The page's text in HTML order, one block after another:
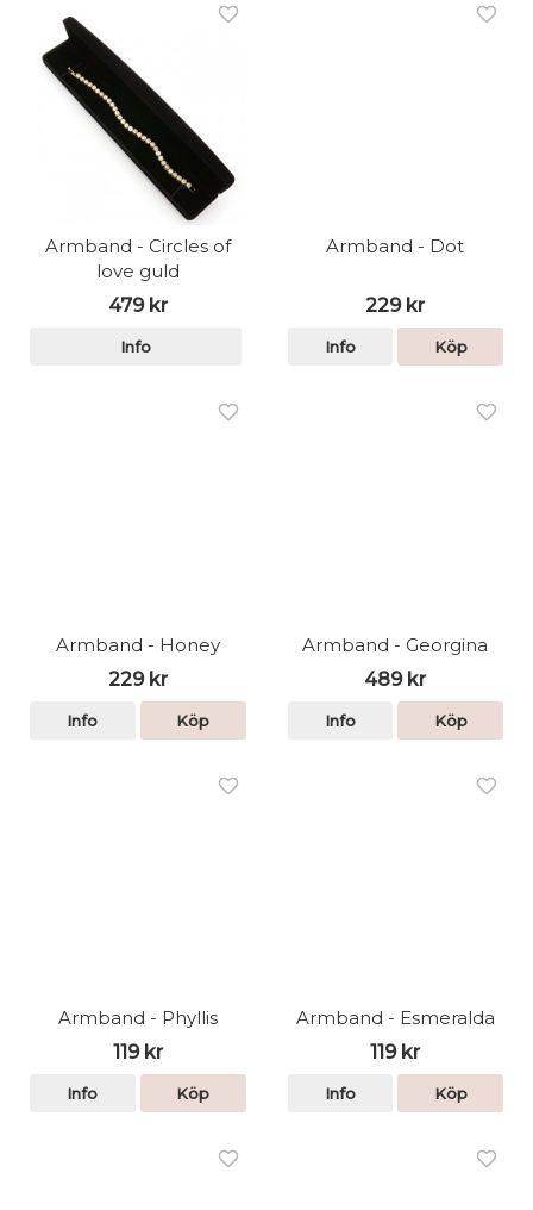
Armband - Circles of
love guld
479 kr
Info
Armband - Dot
229 kr
Info Köp
Armband - Honey
229 kr
Info Köp
Armband - Georgina
489 kr
Info Köp
Armband - Phyllis
119 kr
Info Köp
Armband - Esmeralda
119 kr
Info Köp